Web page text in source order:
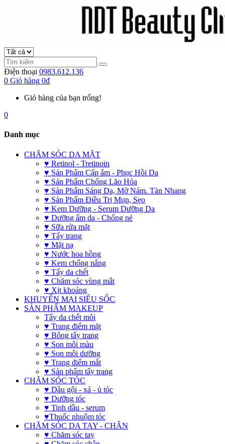
Điện thoại 0983.612.136
0 Giỏ hàng 0đ
Giỏ hàng của bạn trống!
0
Danh mục
CHĂM SÓC DA MẶT
♥ Retinol - Tretinoin
♥ Sản Phẩm Cấp ẩm - Phục Hồi Da
♥ Sản Phẩm Chống Lão Hóa
♥ Sản Phẩm Sáng Da, Mờ Nám. Tàn Nhang
♥ Sản Phẩm Điều Trị Mụn, Sẹo
♥ Kem Dưỡng - Serum Dưỡng Da
♥ Dưỡng ẩm da - Chống nẻ
♥ Sữa rửa mặt
♥ Tẩy trang
♥ Mặt nạ
♥ Nước hoa hồng
♥ Kem chống nắng
♥ Tẩy da chết
♥ Chăm sóc vùng mắt
♥ Xịt khoáng
KHUYẾN MẠI SIÊU SỐC
SẢN PHẨM MAKEUP
Tẩy da chết môi
♥ Trang điểm mặt
♥ Bông tẩy trang
♥ Son môi màu
♥ Son môi dưỡng
♥ Trang điểm mắt
♥ Sản phẩm tẩy trang
CHĂM SÓC TÓC
♥ Dầu gội - xả - ủ tóc
♥ Dưỡng tóc
♥ Tinh dầu - serum
♥Thuốc nhuộm tóc
CHĂM SÓC DA TAY - CHÂN
♥ Chăm sóc tay